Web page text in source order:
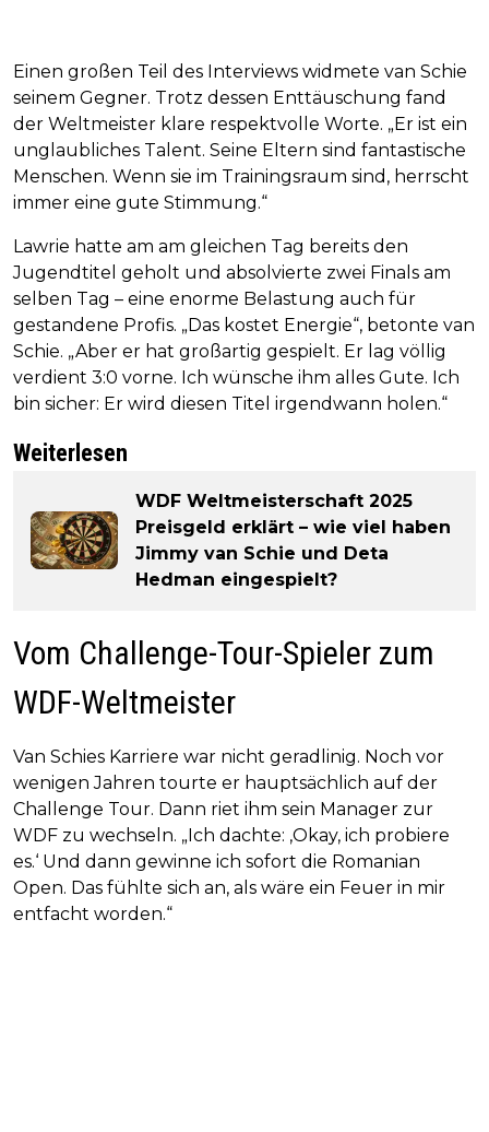
Einen großen Teil des Interviews widmete van Schie
seinem Gegner. Trotz dessen Enttäuschung fand
der Weltmeister klare respektvolle Worte. „Er ist ein
unglaubliches Talent. Seine Eltern sind fantastische
Menschen. Wenn sie im Trainingsraum sind, herrscht
immer eine gute Stimmung.“
Lawrie hatte am am gleichen Tag bereits den
Jugendtitel geholt und absolvierte zwei Finals am
selben Tag – eine enorme Belastung auch für
gestandene Profis. „Das kostet Energie“, betonte van
Schie. „Aber er hat großartig gespielt. Er lag völlig
verdient 3:0 vorne. Ich wünsche ihm alles Gute. Ich
bin sicher: Er wird diesen Titel irgendwann holen.“
Weiterlesen
WDF Weltmeisterschaft 2025
Preisgeld erklärt – wie viel haben
Jimmy van Schie und Deta
Hedman eingespielt?
Vom Challenge-Tour-Spieler zum
WDF-Weltmeister
Van Schies Karriere war nicht geradlinig. Noch vor
wenigen Jahren tourte er hauptsächlich auf der
Challenge Tour. Dann riet ihm sein Manager zur
WDF zu wechseln. „Ich dachte: ‚Okay, ich probiere
es.‘ Und dann gewinne ich sofort die Romanian
Open. Das fühlte sich an, als wäre ein Feuer in mir
entfacht worden.“